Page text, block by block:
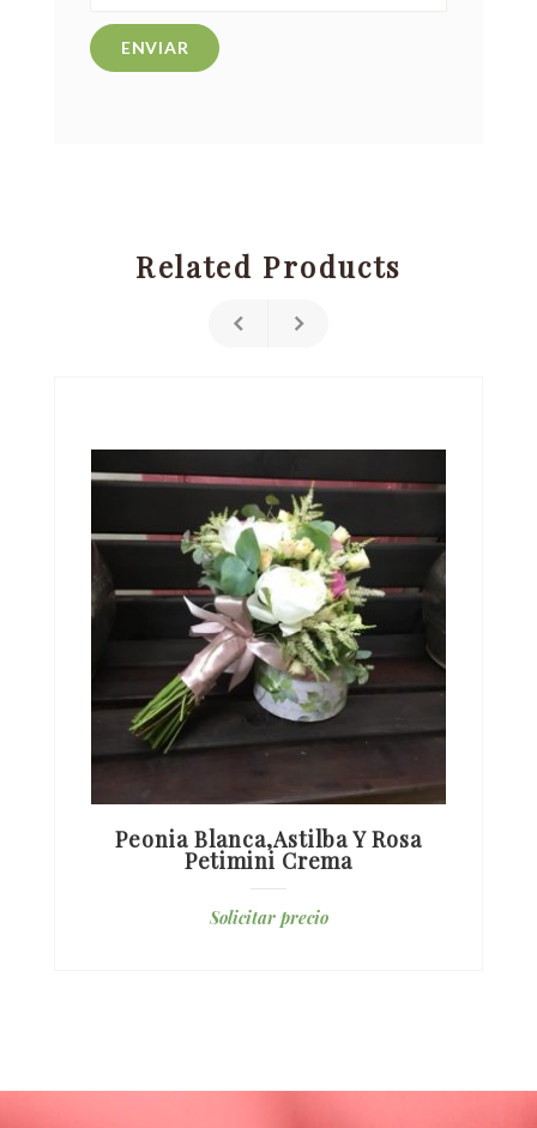
Related Products
Peonia Blanca,astilba Y Rosa
Petimini Crema
Solicitar precio